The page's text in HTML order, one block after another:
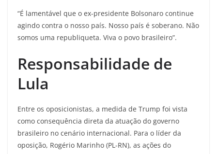
“É lamentável que o ex-presidente Bolsonaro continue
agindo contra o nosso país. Nosso país é soberano. Não
somos uma republiqueta. Viva o povo brasileiro”.
Responsabilidade de
Lula
Entre os oposicionistas, a medida de Trump foi vista
como consequência direta da atuação do governo
brasileiro no cenário internacional. Para o líder da
oposição, Rogério Marinho (PL-RN), as ações do